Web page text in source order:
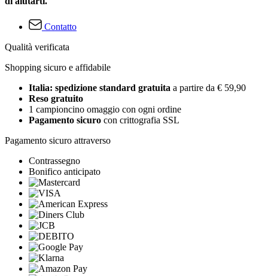
Contatto
Qualità verificata
Shopping sicuro e affidabile
Italia: spedizione standard gratuita a partire da € 59,90
Reso gratuito
1 campioncino omaggio con ogni ordine
Pagamento sicuro con crittografia SSL
Pagamento sicuro attraverso
Contrassegno
Bonifico anticipato